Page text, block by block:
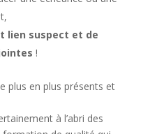
lien suspect et de
!
plus en plus présents et
à l’abri des